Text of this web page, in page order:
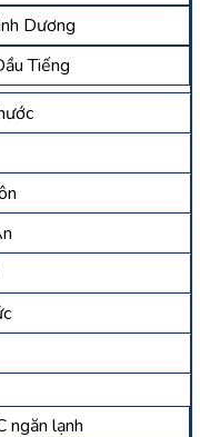
Dương
Tiếng
ngăn lạnh